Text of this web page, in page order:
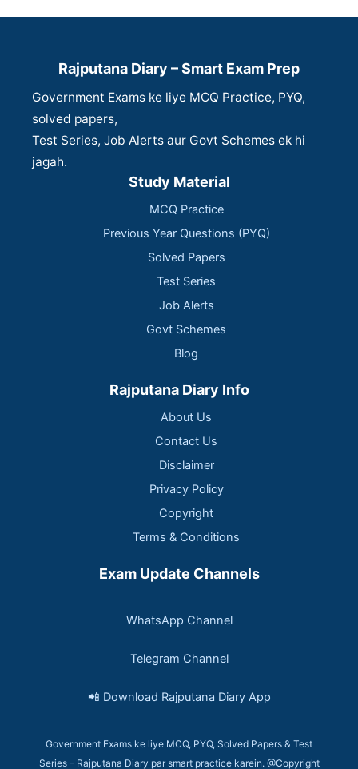
Rajputana Diary – Smart Exam Prep
Government Exams ke liye MCQ Practice, PYQ,
solved papers,
Test Series, Job Alerts aur Govt Schemes ek hi
jagah.
Study Material
MCQ Practice
Previous Year Questions (PYQ)
Solved Papers
Test Series
Job Alerts
Govt Schemes
Blog
Rajputana Diary Info
About Us
Contact Us
Disclaimer
Privacy Policy
Copyright
Terms & Conditions
Exam Update Channels
WhatsApp Channel
Telegram Channel
📲 Download Rajputana Diary App
Government Exams ke liye MCQ, PYQ, Solved Papers & Test
Series – Rajputana Diary par smart practice karein. @Copyright